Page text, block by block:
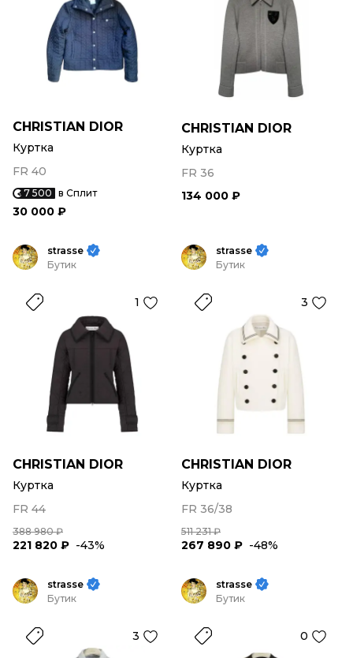
CHRISTIAN DIOR
Куртка
FR 40
7 500 в Сплит
30 000 ₽
CHRISTIAN DIOR
Куртка
FR 36
134 000 ₽
strasse
Бутик
1
CHRISTIAN DIOR
Куртка
FR 44
388 980 ₽
221 820 ₽ -43%
strasse
Бутик
3
CHRISTIAN DIOR
Куртка
FR 36/38
511 231 ₽
267 890 ₽ -48%
strasse
Бутик
3
strasse
Бутик
0